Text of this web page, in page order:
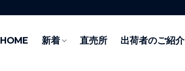
HOME 新着 直売所 出荷者のご紹介